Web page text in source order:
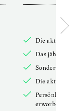
Die aktuelle
Das jährliche
Die aktuelle
Persönliches
erworbenen